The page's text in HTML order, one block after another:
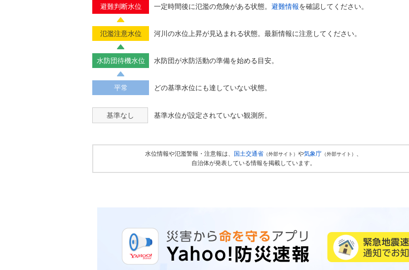
避難判断水位 一定時間後に氾濫の危険がある状態。 避難情報を確認してください。
氾濫注意水位 河川の水位上昇が見込まれる状態。最新情報に注意してください。
水防団待機水位 水防団が水防活動の準備を始める目安。
平常 どの基準水位にも達していない状態。
基準なし 基準水位が設定されていない観測所。
水位情報や氾濫警報・注意報は、 国土交通省 （外部サイト） や気象庁 （外部サイト） 、
自治体が発表している情報を掲載しています。